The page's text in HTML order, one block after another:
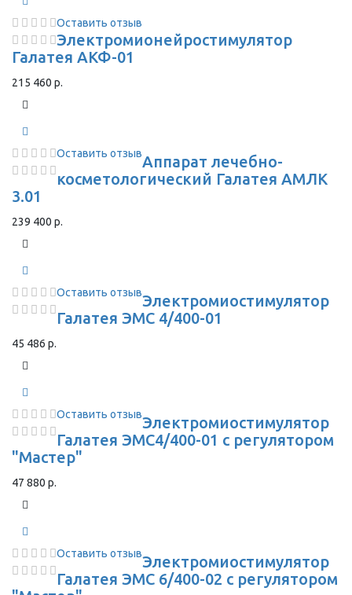
Оставить отзыв
Электромионейростимулятор
Галатея АКФ-01
215 460 р.
Оставить отзывАппарат лечебно-
косметологический Галатея АМЛК
3.01
239 400 р.
Оставить отзывЭлектромиостимулятор
Галатея ЭМС 4/400-01
45 486 р.
Оставить отзывЭлектромиостимулятор
Галатея ЭМС4/400-01 с регулятором
"Мастер"
47 880 р.
Оставить отзывЭлектромиостимулятор
Галатея ЭМС 6/400-02 с регулятором